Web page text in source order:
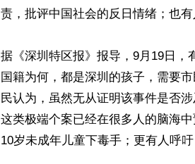
责，批评中国社会的反日情绪；也有
据《深圳特区报》报导，9月19日，
国籍为何，都是深圳的孩子，需要
民认为，虽然无从证明该事件是否
这类极端个案已经在很多人的脑海
10岁未成年儿童下毒手；更有人呼